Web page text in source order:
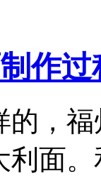
作过
的，
利面